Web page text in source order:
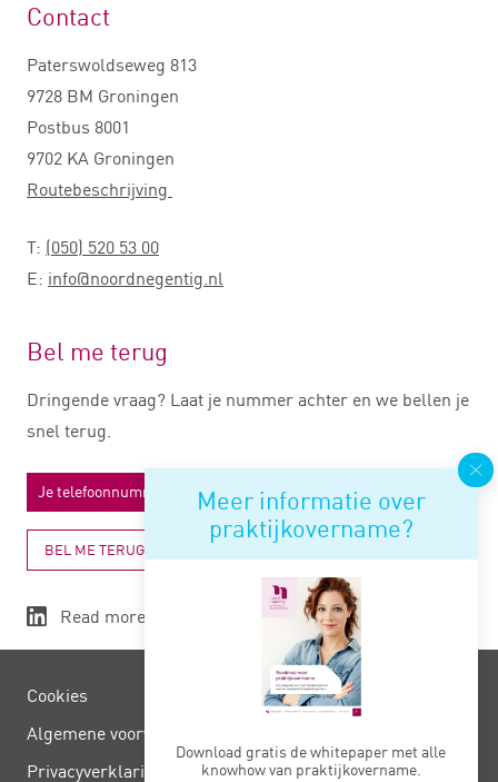
Meer informatie over
praktijkovername?
Download gratis de whitepaper met alle
knowhow van praktijkovername.
Contact
Paterswoldseweg 813
9728 BM Groningen
Postbus 8001
9702 KA Groningen
Routebeschrijving
T: (050) 520 53 00
E: info@noordnegentig.nl
Bel me terug
Dringende vraag? Laat je nummer achter en we bellen je
snel terug.
BEL ME TERUG
Read more
Cookies
Algemene voorwaarden
Privacy­verklaring